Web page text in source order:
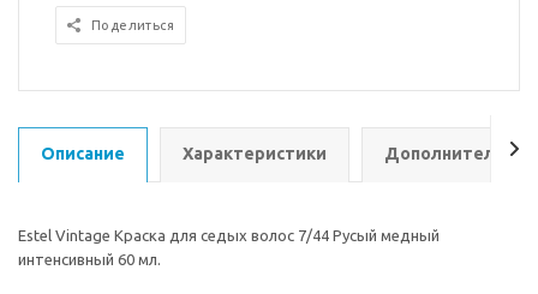
Поделиться
Описание Характеристики Дополнительно
Estel Vintage Краска для седых волос 7/44 Русый медный
интенсивный 60 мл.